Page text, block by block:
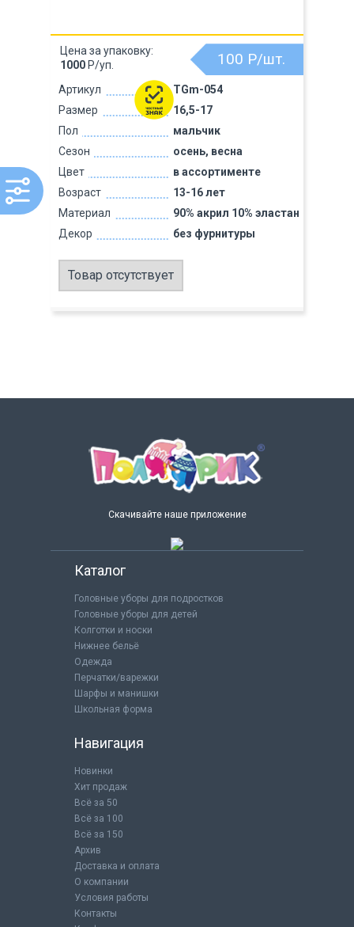
Артикул
TGm-054
Размер
16,5-17
Пол
мальчик
Сезон
осень, весна
Цвет
в ассортименте
Возраст
13-16 лет
Материал
90% акрил 10% эластан
Декор
без фурнитуры
100 Р/шт.
Цена за упаковку:
1000 Р/уп.
Товар отсутствует
Скачивайте наше приложение
Каталог
Головные уборы для подростков
Головные уборы для детей
Колготки и носки
Нижнее бельё
Одежда
Перчатки/варежки
Шарфы и манишки
Школьная форма
Навигация
Новинки
Хит продаж
Всё за 50
Всё за 100
Всё за 150
Архив
Доставка и оплата
О компании
Условия работы
Контакты